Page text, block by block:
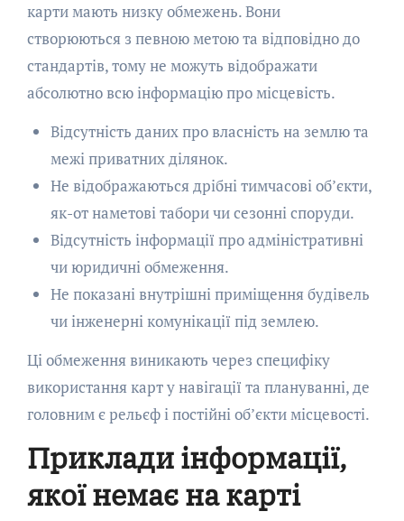
карти мають низку обмежень. Вони
створюються з певною метою та відповідно до
стандартів, тому не можуть відображати
абсолютно всю інформацію про місцевість.
Відсутність даних про власність на землю та
межі приватних ділянок.
Не відображаються дрібні тимчасові об’єкти,
як-от наметові табори чи сезонні споруди.
Відсутність інформації про адміністративні
чи юридичні обмеження.
Не показані внутрішні приміщення будівель
чи інженерні комунікації під землею.
Ці обмеження виникають через специфіку
використання карт у навігації та плануванні, де
головним є рельєф і постійні об’єкти місцевості.
Приклади інформації,
якої немає на карті